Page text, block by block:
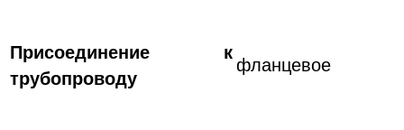
Присоединение к
трубопроводу
фланцевое